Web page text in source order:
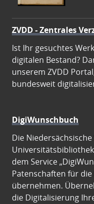
ZVDD - Zentrales
Ist Ihr gesuchtes
digitalen Bestand?
unserem ZVDD
bundesweit
DigiWunschbuch
Die
dem Service
Patenschaften für
übernehmen.
die Digitalisierung